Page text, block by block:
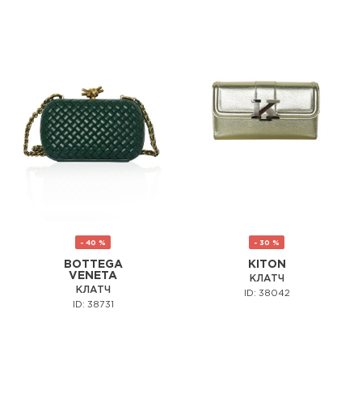
- 40 %
BOTTEGA
VENETA
КЛАТЧ
ID: 38731
- 30 %
KITON
КЛАТЧ
ID: 38042